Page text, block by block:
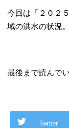
今回は「２０２
域の洪水の状況
最後まで読んで
Twitter